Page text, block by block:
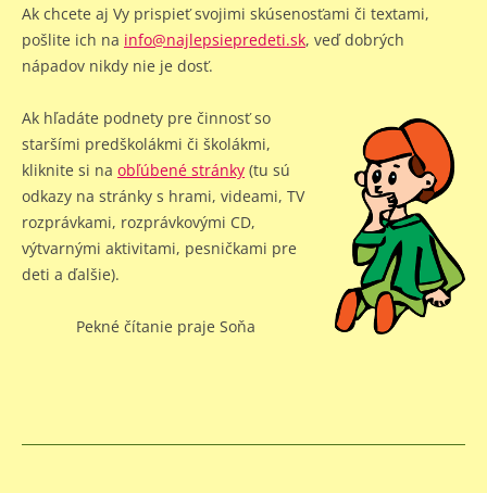
Ak chcete aj Vy prispieť svojimi skúsenosťami či textami,
pošlite ich na info@najlepsiepredeti.sk, veď dobrých
nápadov nikdy nie je dosť.
Ak hľadáte podnety pre činnosť so
staršími predškolákmi či školákmi,
kliknite si na obľúbené stránky (tu sú
odkazy na stránky s hrami, videami, TV
rozprávkami, rozprávkovými CD,
výtvarnými aktivitami, pesničkami pre
deti a ďalšie).
Pekné čítanie praje Soňa